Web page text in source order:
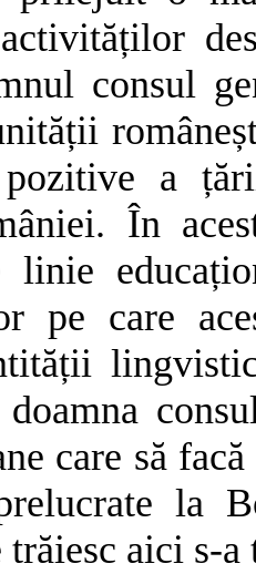
consul
a
În
linie
pe care
care să
la
trăiesc aici s-